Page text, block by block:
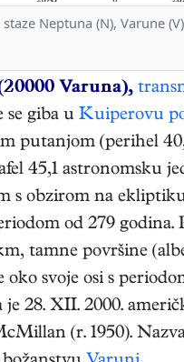
staze Neptuna (N), Varune
Varuna),
se giba u Kuiperovu
putanjom (perihel
45,1 astronomsku
s obzirom na
od 279 godina.
tamne površine
oko svoje osi s
je 28. XII. 2000.
(r. 1950).